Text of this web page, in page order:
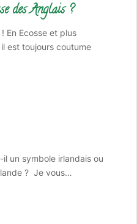
des Anglais ?
En Ecosse et plus
est toujours coutume
un symbole irlandais ou
? Je vous…